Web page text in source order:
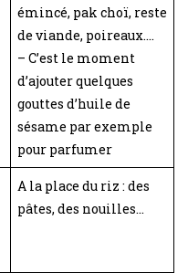
émincé, pak choï, reste
de viande, poireaux….
– C’est le moment
d’ajouter quelques
gouttes d’huile de
sésame par exemple
pour parfumer
A la place du riz : des
pâtes, des nouilles…